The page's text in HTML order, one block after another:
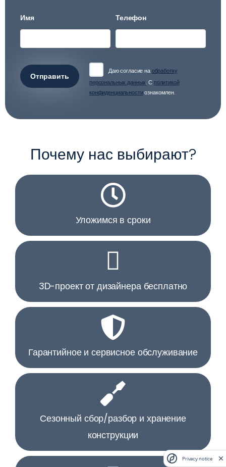
Имя Телефон
Отправить
Даю согласие наобработку
персональных данных. С политикой
конфиденциальностиознакомлен.
Почему нас выбирают?
Уложимся в сроки
3D-проект от дизайнера бесплатно
Гарантийное и сервисное обслуживание
Сезонный сбор/разбор и хранение
конструкции
Privacy notice